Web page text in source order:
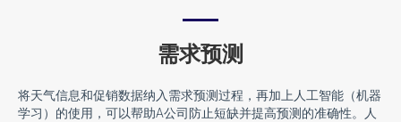
需求预测
将天气信息和促销数据纳入需求预测过程，再加上人工智能（机器
学习）的使用，可以帮助A公司防止短缺并提高预测的准确性。人